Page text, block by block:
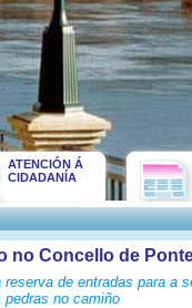
ATENCIÓN Á
CIDADANÍA
no Concello de
de entradas para a
pedras no camiño